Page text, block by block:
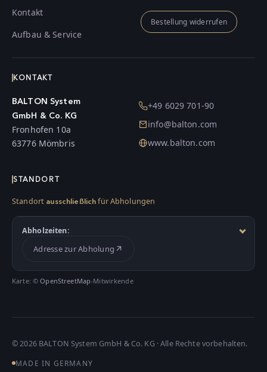
Kontakt
Aufbau & Service
Bestellung widerrufen
KONTAKT
BALTON System
GmbH & Co. KG
Fronhofen 10a
63776 Mömbris
+49 6029 701-90
info@balton.com
www.balton.com
STANDORT
Standort ausschließlich für Abholungen
Abholzeiten:
Adresse zur Abholung
Karte: ©OpenStreetMap-Mitwirkende
©2026BALTON System GmbH & Co. KG · Alle Rechte vorbehalten.
MADE IN GERMANY